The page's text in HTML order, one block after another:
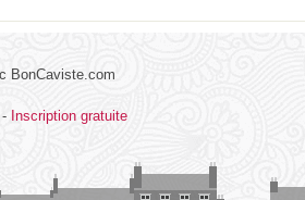
BonCaviste.com
- Inscription gratuite